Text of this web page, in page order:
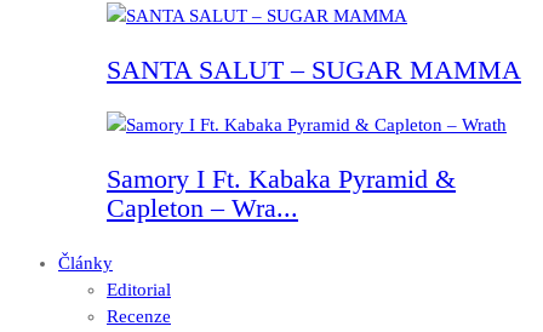
SANTA SALUT – SUGAR MAMMA
Samory I Ft. Kabaka Pyramid &
Capleton – Wra...
Články
Editorial
Recenze